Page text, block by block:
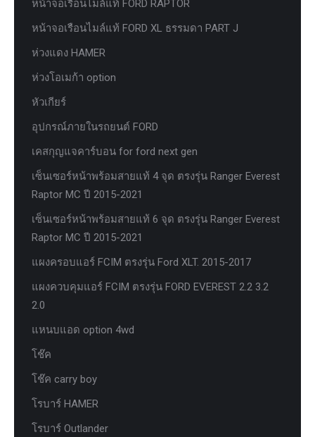
หน้าจอเรือนไมล์แท้ FORD RAPTOR
หน้าจอเรือนไมล์แท้ FORD XL ธรรมดา PART J
ห่วงแดง HAMER
ห่วงโอเมก้า option
หัวเกียร์
อุปกรณ์ภายในรถยนต์ FORD
เคสกุญแจคาร์บอน for ford next gen
เซ็นเซอร์หน้าพร้อมสายแท้ 4 จุด ตรงรุ่น Ranger Everest
Raptor MC ปี 2015-2021
เซ็นเซอร์หน้าพร้อมสายแท้ 6 จุด ตรงรุ่น Ranger Everest
Raptor MC ปี 2015-2021
แผงครอบแอร์ FCIM ตรงรุ่น Ford XLT. 2015-2017
แผงควบคุมแอร์ FCIM ตรงรุ่น FORD EVEREST 2.2 3.2
2.0
แหนบแอด option 4wd
โช๊ค
โช๊ค carry boy
โรบาร์ HAMER
โรบาร์ Outlander